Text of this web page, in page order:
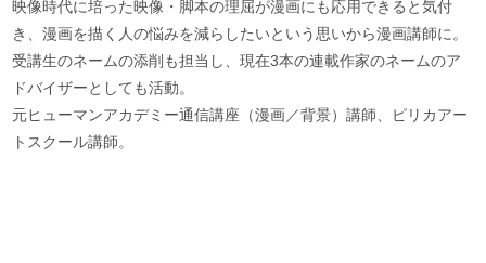
映像時代に培った映像・脚本の理屈が漫画にも応用できると気付
き、漫画を描く人の悩みを減らしたいという思いから漫画講師に。
受講生のネームの添削も担当し、現在3本の連載作家のネームのア
ドバイザーとしても活動。
元ヒューマンアカデミー通信講座（漫画／背景）講師、ピリカアー
トスクール講師。